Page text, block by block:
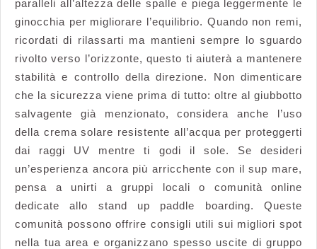
paralleli all’altezza delle spalle e piega leggermente le
ginocchia per migliorare l’equilibrio. Quando non remi,
ricordati di rilassarti ma mantieni sempre lo sguardo
rivolto verso l’orizzonte, questo ti aiuterà a mantenere
stabilità e controllo della direzione. Non dimenticare
che la sicurezza viene prima di tutto: oltre al giubbotto
salvagente già menzionato, considera anche l’uso
della crema solare resistente all’acqua per proteggerti
dai raggi UV mentre ti godi il sole. Se desideri
un’esperienza ancora più arricchente con il sup mare,
pensa a unirti a gruppi locali o comunità online
dedicate allo stand up paddle boarding. Queste
comunità possono offrire consigli utili sui migliori spot
nella tua area e organizzano spesso uscite di gruppo